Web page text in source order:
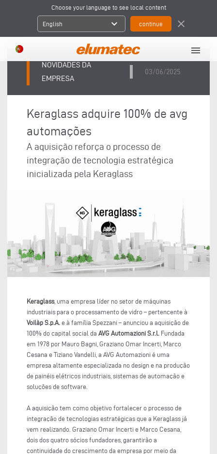
Choose your language to see local content
English expand_more close
menu
NOVIDADES DA
EMPRESA
03/06/2025
Keraglass adquire 100% de avg
automações
A aquisição reforça o processo de
integração de tecnologia estratégica
inicializada pela Keraglass
Keraglass, uma empresa líder no setor de máquinas
industriais para o processamento de vidro – pertencente à
Voilàp S.p.A. e à família Spezzani – anunciou a aquisição de
100% do capital social da AVG Automazioni S.r.l. Fundada
em 1978 por Mauro Bagni, Graziano Omar Incerti, Marco
Cesana e Tiziano Vandelli, a AVG Automazioni é uma
empresa altamente especializada no design e na produção
de painéis elétricos industriais, sistemas de automação e
soluções de software.
A aquisição tem como objetivo fortalecer o processo de
integração de tecnologias estratégicas que a Keraglass já
vem realizando. Graziano Omar Incerti e Marco Cesana,
dois dos quatro sócios fundadores, garantirão a
continuidade do crescimento da empresa por meio da